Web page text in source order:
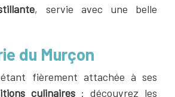
, servie avec une belle
du Murçon
fièrement attachée à ses
culinaires: découvrez les